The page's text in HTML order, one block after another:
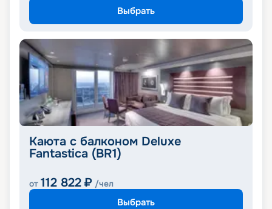
Выбрать
Каюта с балконом Deluxe
Fantastica (BR1)
от 112 822 ₽ /чел
Выбрать